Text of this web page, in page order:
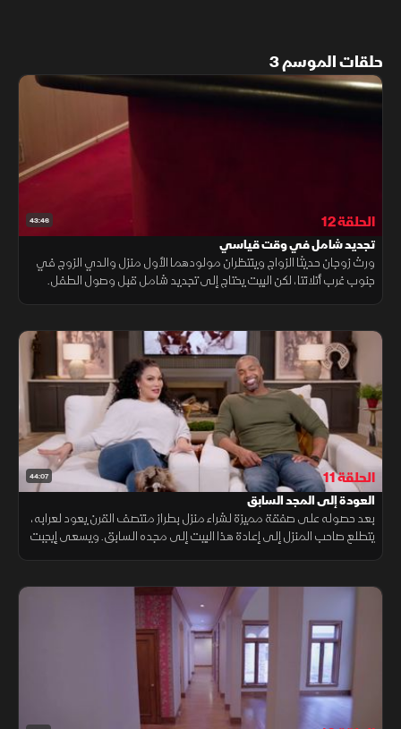
حلقات الموسم 3
43:46 الحلقة 12
تجديد شامل في وقت قياسي
ورث زوجان حديثا الزواج وينتظران مولودهما الأول منزل والدي الزوج في
جنوب غرب أتلانتا، لكن البيت يحتاج إلى تجديد شامل قبل وصول الطفل.
44:07 الحلقة 11
العودة إلى المجد السابق
بعد حصوله على صفقة مميزة لشراء منزل بطراز منتصف القرن يعود لعرابه،
يتطلع صاحب المنزل إلى إعادة هذا البيت إلى مجده السابق. ويسعى إيجبت